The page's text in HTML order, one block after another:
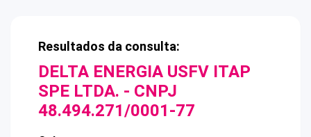
Resultados da consulta:
DELTA ENERGIA USFV ITAP
SPE LTDA. - CNPJ
48.494.271/0001-77